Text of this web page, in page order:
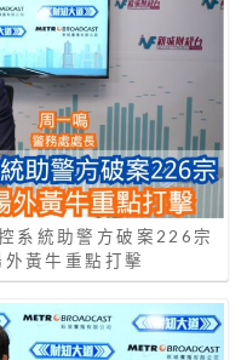
系統助警方破案226宗
黃牛重點打擊